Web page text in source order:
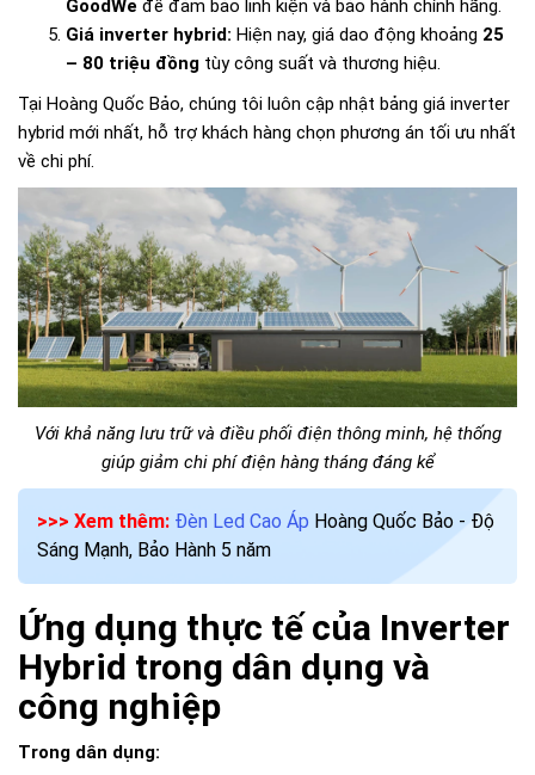
GoodWe để đảm bảo linh kiện và bảo hành chính hãng.
Giá inverter hybrid: Hiện nay, giá dao động khoảng 25
– 80 triệu đồng tùy công suất và thương hiệu.
Tại Hoàng Quốc Bảo, chúng tôi luôn cập nhật bảng giá inverter
hybrid mới nhất, hỗ trợ khách hàng chọn phương án tối ưu nhất
về chi phí.
Với khả năng lưu trữ và điều phối điện thông minh, hệ thống
giúp giảm chi phí điện hàng tháng đáng kể
>>> Xem thêm: Đèn Led Cao Áp Hoàng Quốc Bảo - Độ
Sáng Mạnh, Bảo Hành 5 năm
Ứng dụng thực tế của Inverter
Hybrid trong dân dụng và
công nghiệp
Trong dân dụng: